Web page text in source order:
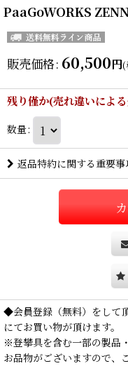
PaaGoWORKS
販売価格: 60,500円(
残り僅か(売れ違いによ
数量:
返品特約に関する重要事
◆会員登録 （無料）をし
にてお買い物が頂けます。
※登攀具を含む一部の製品
お品物がございますので、